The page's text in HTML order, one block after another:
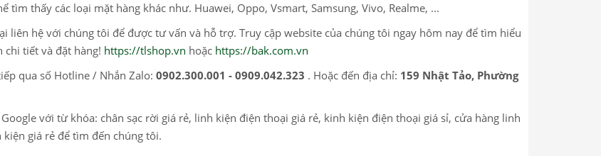
tìm thấy các loại mặt hàng khác như. Huawei, Oppo, Vsmart, Samsung, Vivo, Realme, ...
liên hệ với chúng tôi để được tư vấn và hỗ trợ. Truy cập website của chúng tôi ngay hôm nay để tìm hiểu
tiết và đặt hàng! https://tlshop.vn hoặc https://bak.com.vn
qua số Hotline / Nhắn Zalo: 0902.300.001 - 0909.042.323 . Hoặc đến địa chỉ: 159 Nhật Tảo, Phường
với từ khóa: chân sạc rời giá rẻ, linh kiện điện thoại giá rẻ, kinh kiện điện thoại giá sỉ, cửa hàng linh
kiện giá rẻ để tìm đến chúng tôi.